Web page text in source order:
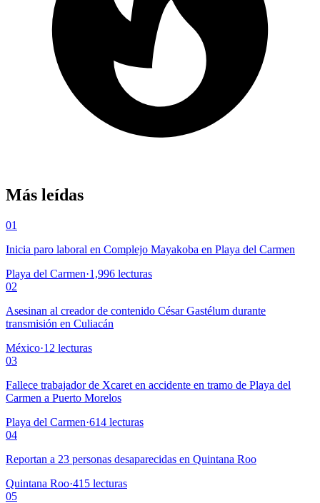
Más leídas
01
Inicia paro laboral en Complejo Mayakoba en Playa del Carmen
Playa del Carmen·1,996 lecturas
02
Asesinan al creador de contenido César Gastélum durante
transmisión en Culiacán
México·12 lecturas
03
Fallece trabajador de Xcaret en accidente en tramo de Playa del
Carmen a Puerto Morelos
Playa del Carmen·614 lecturas
04
Reportan a 23 personas desaparecidas en Quintana Roo
Quintana Roo·415 lecturas
05